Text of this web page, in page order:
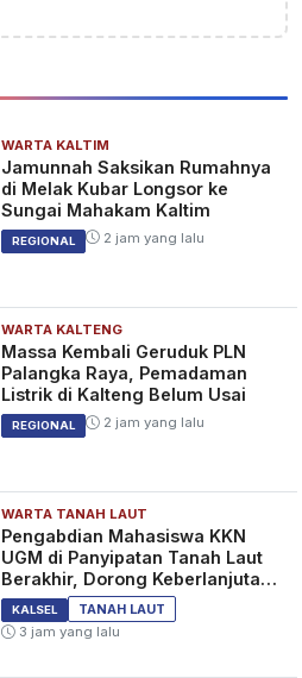
WARTA KALTIM
Jamunnah Saksikan Rumahnya
di Melak Kubar Longsor ke
Sungai Mahakam Kaltim
REGIONAL 2 jam yang lalu
WARTA KALTENG
Massa Kembali Geruduk PLN
Palangka Raya, Pemadaman
Listrik di Kalteng Belum Usai
REGIONAL 2 jam yang lalu
WARTA TANAH LAUT
Pengabdian Mahasiswa KKN
UGM di Panyipatan Tanah Laut
Berakhir, Dorong Keberlanjutan
Program Masyarakat
KALSEL
TANAH LAUT
3 jam yang lalu